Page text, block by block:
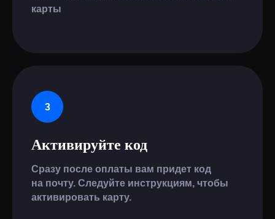
карты
Активируйте код
Сразу после оплаты вам придет код
на почту. Следуйте инструкциям, чтобы
активировать карту.